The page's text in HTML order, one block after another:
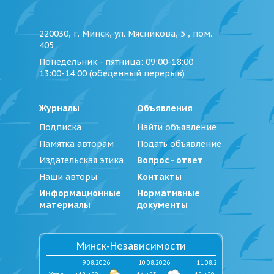
220030, г. Минск, ул. Мясникова, 5 , пом.
405
Понедельник - пятница: 09:00-18:00
13:00-14:00 (обеденный перерыв)
Журналы
Подписка
Памятка авторам
Издательская этика
Наши авторы
Информационные
материалы
Объявления
Найти объявление
Подать объявление
Вопрос - ответ
Контакты
Нормативные
документы
Минск-Независимости
9.08.2026
10.08.2026
11.08.2026